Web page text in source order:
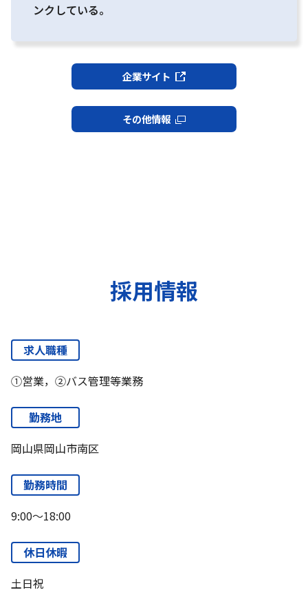
ンクしている。
企業サイト
その他情報
採用情報
求人職種
①営業，②バス管理等業務
勤務地
岡山県岡山市南区
勤務時間
9:00～18:00
休日休暇
土日祝